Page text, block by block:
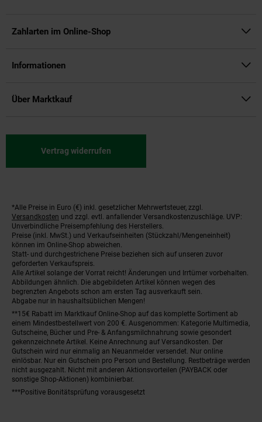
Zahlarten im Online-Shop
Informationen
Über Marktkauf
Vertrag widerrufen
Fußnoten
*Alle Preise in Euro (€) inkl. gesetzlicher Mehrwertsteuer, zzgl.
Versandkosten und zzgl. evtl. anfallender Versandkostenzuschläge. UVP:
Unverbindliche Preisempfehlung des Herstellers.
Preise (inkl. MwSt.) und Verkaufseinheiten (Stückzahl/Mengeneinheit)
können im Online-Shop abweichen.
Statt- und durchgestrichene Preise beziehen sich auf unseren zuvor
geforderten Verkaufspreis.
Alle Artikel solange der Vorrat reicht! Änderungen und Irrtümer vorbehalten.
Abbildungen ähnlich. Die abgebildeten Artikel können wegen des
begrenzten Angebots schon am ersten Tag ausverkauft sein.
Abgabe nur in haushaltsüblichen Mengen!
**15€ Rabatt im Marktkauf Online-Shop auf das komplette Sortiment ab
einem Mindestbestellwert von 200 €. Ausgenommen: Kategorie Multimedia,
Gutscheine, Bücher und Pre- & Anfangsmilchnahrung sowie gesondert
gekennzeichnete Artikel. Keine Anrechnung auf Versandkosten. Der
Gutschein wird nur einmalig an Neuanmelder versendet. Nur online
einlösbar. Nur ein Gutschein pro Person und Bestellung. Restbeträge werden
nicht ausgezahlt. Nicht mit anderen Aktionsvorteilen (PAYBACK oder
sonstige Shop-Aktionen) kombinierbar.
***Positive Bonitätsprüfung vorausgesetzt